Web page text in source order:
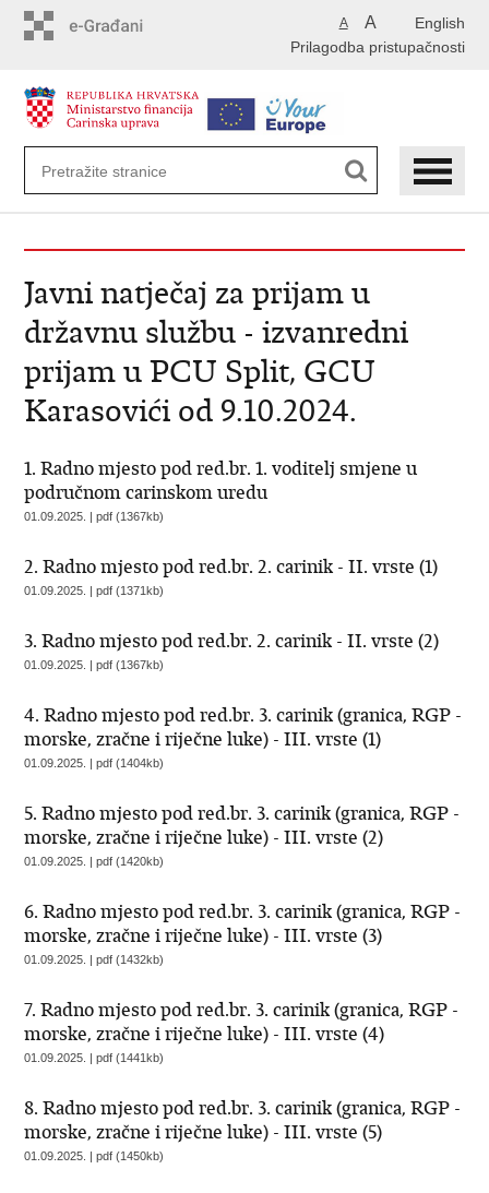
English
A A
Prilagodba pristupačnosti
Javni natječaj za prijam u
državnu službu - izvanredni
prijam u PCU Split, GCU
Karasovići od 9.10.2024.
1. Radno mjesto pod red.br. 1. voditelj smjene u
područnom carinskom uredu
01.09.2025. | pdf (1367kb)
2. Radno mjesto pod red.br. 2. carinik - II. vrste (1)
01.09.2025. | pdf (1371kb)
3. Radno mjesto pod red.br. 2. carinik - II. vrste (2)
01.09.2025. | pdf (1367kb)
4. Radno mjesto pod red.br. 3. carinik (granica, RGP -
morske, zračne i riječne luke) - III. vrste (1)
01.09.2025. | pdf (1404kb)
5. Radno mjesto pod red.br. 3. carinik (granica, RGP -
morske, zračne i riječne luke) - III. vrste (2)
01.09.2025. | pdf (1420kb)
6. Radno mjesto pod red.br. 3. carinik (granica, RGP -
morske, zračne i riječne luke) - III. vrste (3)
01.09.2025. | pdf (1432kb)
7. Radno mjesto pod red.br. 3. carinik (granica, RGP -
morske, zračne i riječne luke) - III. vrste (4)
01.09.2025. | pdf (1441kb)
8. Radno mjesto pod red.br. 3. carinik (granica, RGP -
morske, zračne i riječne luke) - III. vrste (5)
01.09.2025. | pdf (1450kb)